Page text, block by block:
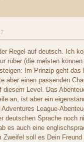
Regel auf deutsch. Ich
rüber (die meisten
Im Prinzip geht das
aber einen passenden
diesem Level. Das
an, ist aber ein
League-
deutschen Sprache noch
es auch eine
Zweifel soll es Dein